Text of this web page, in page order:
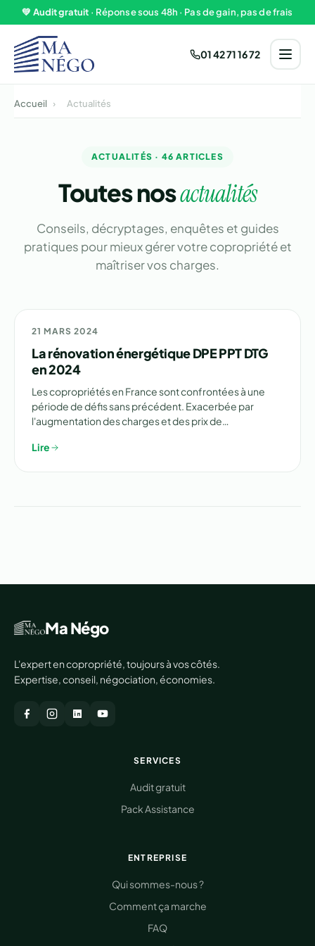
Aller au contenu
💚 Audit gratuit · Réponse sous 48h · Pas de gain, pas de frais
01 42 71 16 72
Accueil › Actualités
ACTUALITÉS · 46 ARTICLES
Toutes nosactualités
Conseils, décryptages, enquêtes et guides
pratiques pour mieux gérer votre copropriété et
maîtriser vos charges.
🏗️ RÉNOVATION
21 MARS 2024
La rénovation énergétique DPE PPT DTG
en 2024
Les copropriétés en France sont confrontées à une
période de défis sans précédent. Exacerbée par
l'augmentation des charges et des prix de…
Lire
Ma Négo
L'expert en copropriété, toujours à vos côtés.
Expertise, conseil, négociation, économies.
SERVICES
Audit gratuit
Pack Assistance
ENTREPRISE
Qui sommes-nous ?
Comment ça marche
FAQ